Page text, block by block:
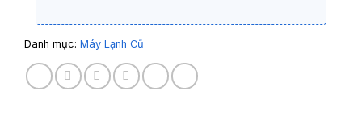
Danh mục: Máy Lạnh Cũ